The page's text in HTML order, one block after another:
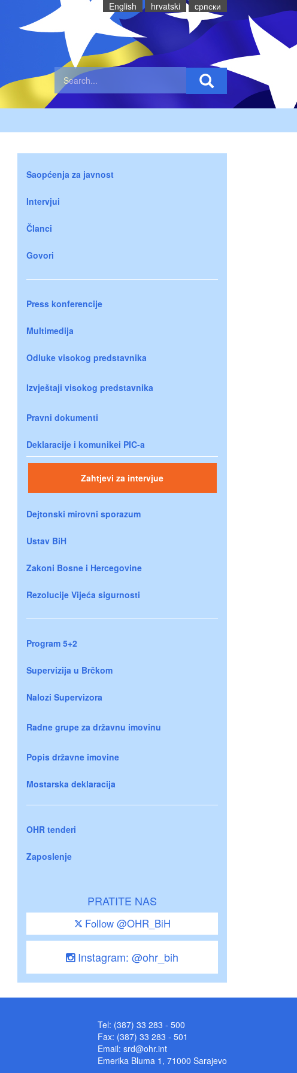
English hrvatski cрпски
Saopćenja za javnost
Intervjui
Članci
Govori
Press konferencije
Multimedija
Odluke visokog predstavnika
Izvještaji visokog predstavnika
Pravni dokumenti
Deklaracije i komunikei PIC-a
Zahtjevi za intervjue
Dejtonski mirovni sporazum
Ustav BiH
Zakoni Bosne i Hercegovine
Rezolucije Vijeća sigurnosti
Program 5+2
Supervizija u Brčkom
Nalozi Supervizora
Radne grupe za državnu imovinu
Popis državne imovine
Mostarska deklaracija
OHR tenderi
Zaposlenje
PRATITE NAS
Follow @OHR_BiH
Instagram: @ohr_bih
Tel: (387) 33 283 - 500
Fax: (387) 33 283 - 501
Email: srd@ohr.int
Emerika Bluma 1, 71000 Sarajevo